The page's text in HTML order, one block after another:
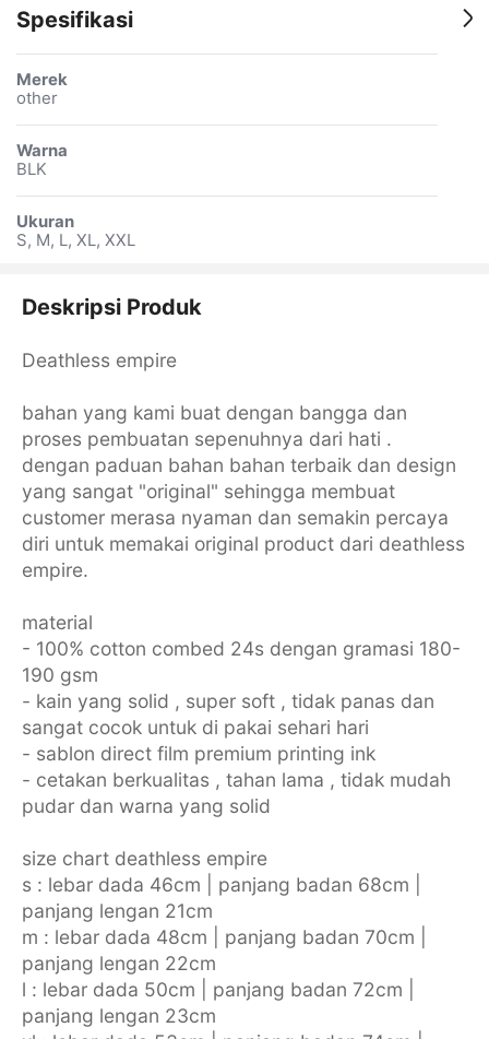
Spesifikasi
Merek
other
Warna
BLK
Ukuran
S, M, L, XL, XXL
Deskripsi Produk
Deathless empire
bahan yang kami buat dengan bangga dan
proses pembuatan sepenuhnya dari hati .
dengan paduan bahan bahan terbaik dan design
yang sangat "original" sehingga membuat
customer merasa nyaman dan semakin percaya
diri untuk memakai original product dari deathless
empire.
material
- 100% cotton combed 24s dengan gramasi 180-
190 gsm
- kain yang solid , super soft , tidak panas dan
sangat cocok untuk di pakai sehari hari
- sablon direct film premium printing ink
- cetakan berkualitas , tahan lama , tidak mudah
pudar dan warna yang solid
size chart deathless empire
s : lebar dada 46cm | panjang badan 68cm |
panjang lengan 21cm
m : lebar dada 48cm | panjang badan 70cm |
panjang lengan 22cm
l : lebar dada 50cm | panjang badan 72cm |
panjang lengan 23cm